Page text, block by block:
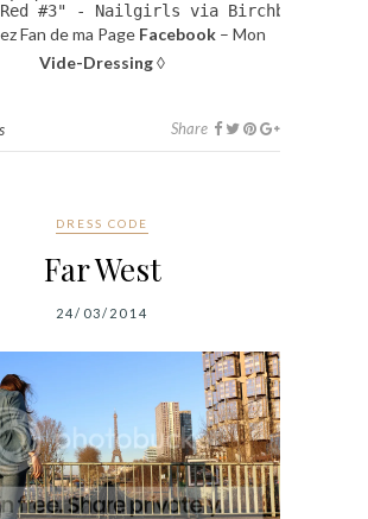
#3" - Nailgirls via Birchbox
Fan de ma Page Facebook– Mon
Vide-Dressing◊
Share
DRESS CODE
Far West
24/03/2014